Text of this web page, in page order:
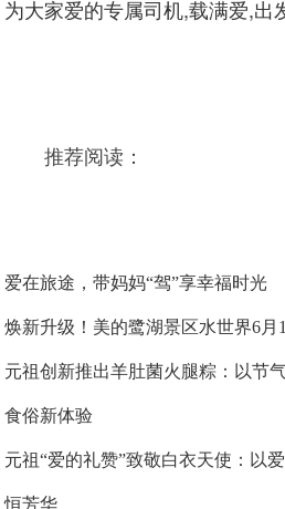
为大家爱的专属司机,载满爱,出
推荐阅读：
爱在旅途，带妈妈“驾”享幸福时光
焕新升级！美的鹭湖景区水世界6月
元祖创新推出羊肚菌火腿粽：以节
食俗新体验
元祖“爱的礼赞”致敬白衣天使：以
恒芳华